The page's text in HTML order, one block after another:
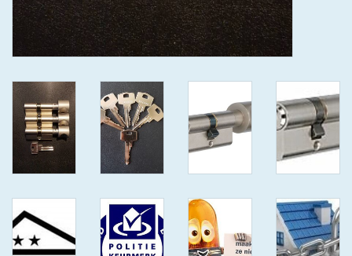
ISEO F 6 EXTRA S
ANTIKERNTREK IN IEDERE
GEWENSTE MAAT MET
GEWONE SLEUTEL SKG***
ISEO F9 ANTIKERNTREK IN
IEDERE GEWENSTE MAAT MET
GEWONE SLEUTELS MET
BOLD ELECTRONISCHE
CILINDERS OPEN JE SLOT MET